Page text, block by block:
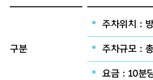
구분
주차위치 :
주차규모 :
요금 : 10분